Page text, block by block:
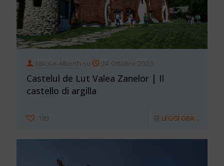
Nikolai Alberth su 24 Ottobre 2023
Castelul de Lut Valea Zanelor | Il
castello di argilla
189 LEGGI ORA ...